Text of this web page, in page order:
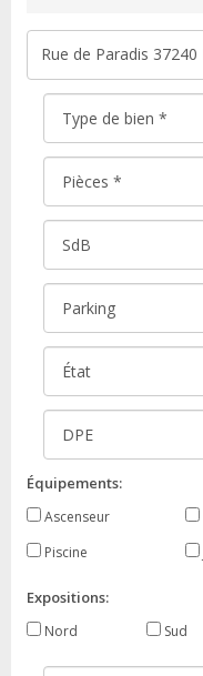
Équipements:
Ascenseur
Piscine
Expositions:
Nord Sud